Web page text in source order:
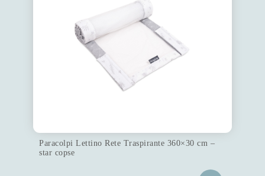
Paracolpi Lettino Rete Traspirante 360×30 cm –
star copse